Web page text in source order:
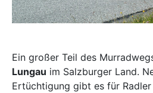
Ein großer Teil des
Lungau im Salzburger Land.
Ertüchtigung gibt es für